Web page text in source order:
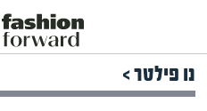
נו פילטר >